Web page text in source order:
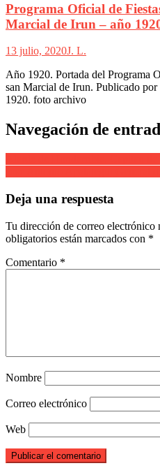
Programa Oficial de
Marcial de Irun – año
13 julio, 2020J. L.
Año 1920. Portada del Programa
san Marcial de Irun. Publicado
1920. foto archivo
Navegación de
Deja una respuesta
Tu dirección de correo electrónico
obligatorios están marcados con *
Comentario *
Nombre
Correo electrónico
Web